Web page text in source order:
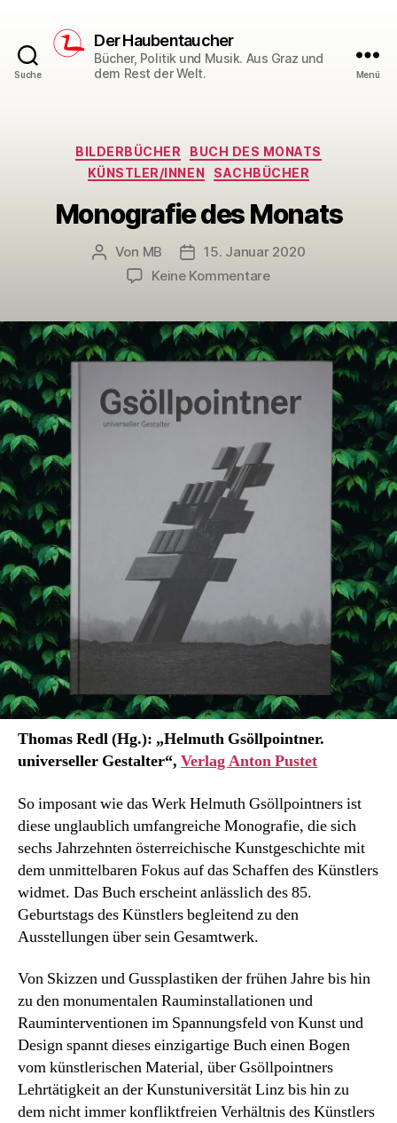
Suche
Der Haubentaucher
Bücher, Politik und Musik. Aus Graz und
dem Rest der Welt.
Menü
Kategorien
BILDERBÜCHER
BUCH DES MONATS
KÜNSTLER/INNEN
SACHBÜCHER
Monografie des Monats
Beitragsautor
Von MB Veröffentlichungsdatum
15. Januar 2020
Keine Kommentarezu
Monats
Thomas Redl (Hg.): „Helmuth Gsöllpointner.
universeller Gestalter“, Verlag Anton Pustet
So imposant wie das Werk Helmuth Gsöllpointners ist
diese unglaublich umfangreiche Monografie, die sich
sechs Jahrzehnten österreichische Kunstgeschichte mit
dem unmittelbaren Fokus auf das Schaffen des Künstlers
widmet. Das Buch erscheint anlässlich des 85.
Geburtstags des Künstlers begleitend zu den
Ausstellungen über sein Gesamtwerk.
Von Skizzen und Gussplastiken der frühen Jahre bis hin
zu den monumentalen Rauminstallationen und
Rauminterventionen im Spannungsfeld von Kunst und
Design spannt dieses einzigartige Buch einen Bogen
vom künstlerischen Material, über Gsöllpointners
Lehrtätigkeit an der Kunstuniversität Linz bis hin zu
dem nicht immer konfliktfreien Verhältnis des Künstlers